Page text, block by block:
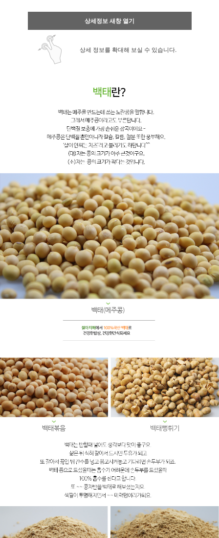
상세정보 새창 열기
상세 정보를 확대해 보실 수 있습니다.